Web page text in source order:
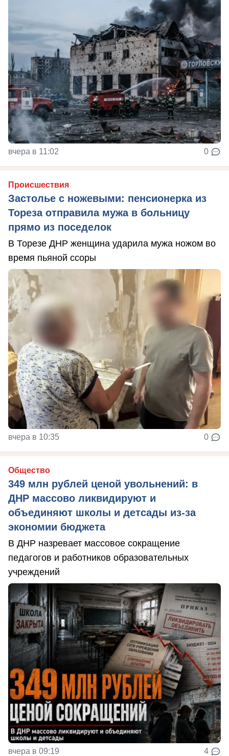
вчера в 11:02 0
Происшествия
Застолье с ножевыми: пенсионерка из
Тореза отправила мужа в больницу
прямо из поседелок
В Торезе ДНР женщина ударила мужа ножом во
время пьяной ссоры
вчера в 10:35 0
Общество
349 млн рублей ценой увольнений: в
ДНР массово ликвидируют и
объединяют школы и детсады из-за
экономии бюджета
В ДНР назревает массовое сокращение
педагогов и работников образовательных
учреждений
вчера в 09:19 4